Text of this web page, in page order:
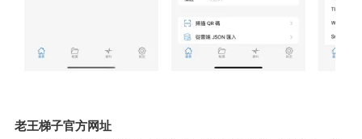
老王梯子官方网址